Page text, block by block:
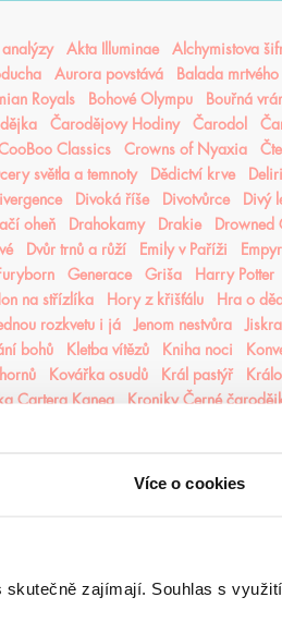
Více o cookies
skutečně zajímají. Souhlas s
Akta Illuminae
Alchymistova
Aurora povstává
Balada mrtvého
Royals Bohové Olympu
Bouřná
Čarodějovy Hodiny Čarodol
Classics Crowns of Nyaxia
světla a temnoty Dědictví krve
Divoká říše Divotvůrce
Divý
oheň Drahokamy Drakie
Drowned
Dvůr trnů a růží Emily v Paříži
Generace Griša
Harry Potter
na střízlíka Hory z křišťálu
Hra o
rozkvetu i já Jenom nestvůra
bohů Kletba vítězů Kniha noci
Kovářka osudů Král pastýř
Cartera Kanea
Kroniky Černé
Lovkyně stínů Lunasterové
Never After Nevítaní Nezdolná